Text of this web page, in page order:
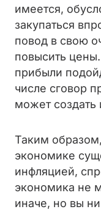
имеется,
закупаться
повод в свою
повысить
прибыли
числе сговор
может создать
Таким
экономике
инфляцией,
экономика не
иначе, но вы